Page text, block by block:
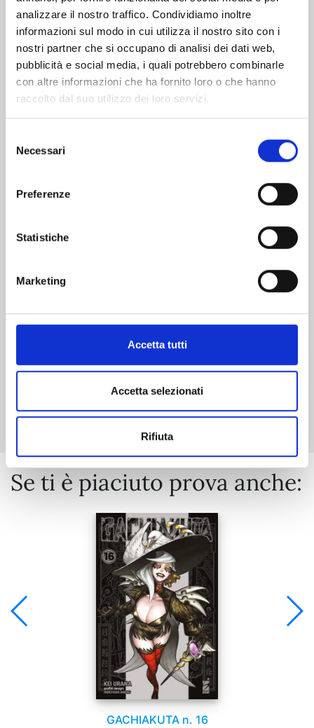
analizzare il nostro traffico. Condividiamo inoltre
informazioni sul modo in cui utilizza il nostro sito con i
nostri partner che si occupano di analisi dei dati web,
pubblicità e social media, i quali potrebbero combinarle
con altre informazioni che ha fornito loro o che hanno
raccolto dal suo utilizzo dei loro servizi.
delNecessari
Preferenze
Statistiche
Marketing
Accetta tutti
Accetta selezionati
Rifiuta
RECORD OF RAGNAROK - LO STRANO CASO DI
€ 6,90
Mostra tutto
Se ti è piaciuto prova anche:
GACHIAKUTA n. 16